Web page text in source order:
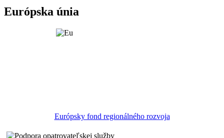
Európska únia
Európsky fond regionálného rozvoja